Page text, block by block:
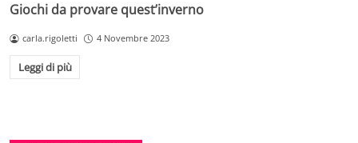
Giochi da provare quest’inverno
carla.rigoletti 4 Novembre 2023
Leggi di più